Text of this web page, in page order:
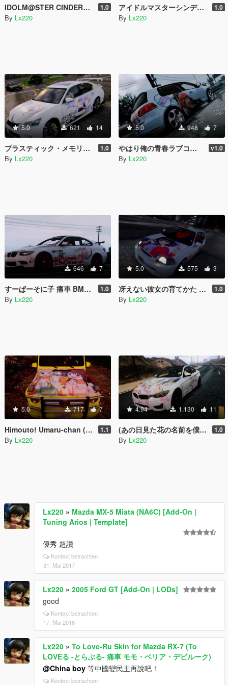
IDOLM@STER CINDERELLA GIRLS、アイドルマスター シンデレラガールズ (Triad Primus)痛車 2016 BMW M2 1.0
By Lx220
アイドルマスターシンデレラガールズ LOVE LAIKA痛車 Mitsubishi Lancer Evolution IX MR 1.0
By Lx220
5.0 621 14
プラスティック・メモリーズ アイラ痛車 Lexus GS 350 1.0
By Lx220
5.0 948 7
やはり俺の青春ラブコメはまちがっている。痛車 Volkswagen Golf Mk 6 v1.0
By Lx220
646 7
すーぱーそに子 痛車 BMW E92 M3 GTS 1.0
By Lx220
5.0 575 3
冴えない彼女の育てかた 痛車 Honda Civic Type-R (EK9) 1.0
By Lx220
5.0 717 7
Himouto! Umaru-chan (干物妹!うまるちゃん 痛車) for 2013 Mercedes Benz G65 AMG 1.1
By Lx220
4.94 1.130 11
(あの日見た花の名前を僕達はまだ知らない 痛車 Anohana: The Flower We Saw That Day Itasha for BMW F82 M4 1.0
By Lx220
Lx220 » Mazda MX-5 Miata (NA6C) [Add-On |
Tuning Arios | Template]
優秀 超讚
Kontext betrachten
31. Mai 2017
Lx220 » 2005 Ford GT [Add-On | LODs]
good
Kontext betrachten
17. Mai 2016
Lx220 » To Love-Ru Skin for Mazda RX-7 (To
LOVEる -とらぶる- 痛車 モモ・ベリア・デビルーク)
@China boy 等中國變民主再說吧！
Kontext betrachten